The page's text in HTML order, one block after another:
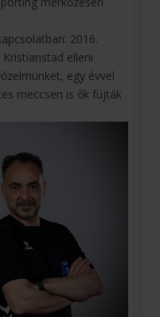
2016.
elleni
egy évvel
meccsen is ők fújták